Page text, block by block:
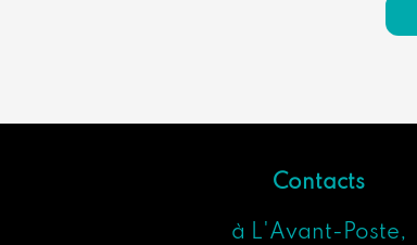
Contacts
à L'Avant-Poste,